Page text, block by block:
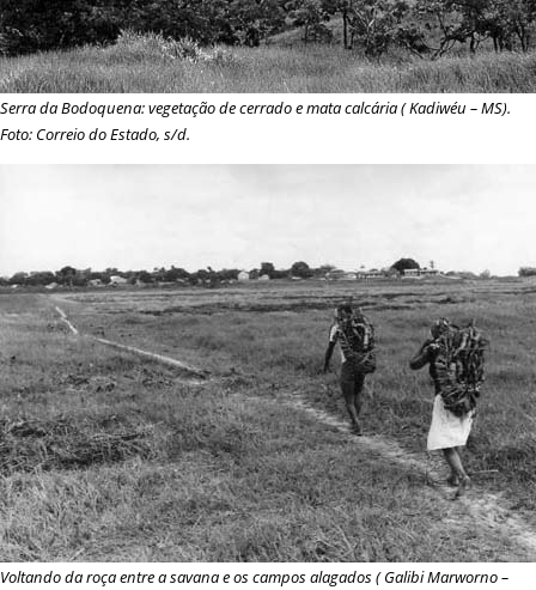
Serra da Bodoquena: vegetação de cerrado e mata calcária (Kadiwéu – MS).
Foto: Correio do Estado, s/d.
Voltando da roça entre a savana e os campos alagados (Galibi Marworno–